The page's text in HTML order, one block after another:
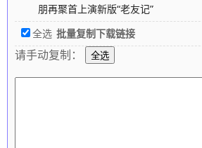
朋再聚首上演新版“老友记”
全选 批量复制下载链接
请手动复制：